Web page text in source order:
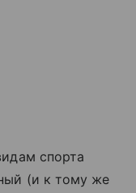
спорта
(и к тому же